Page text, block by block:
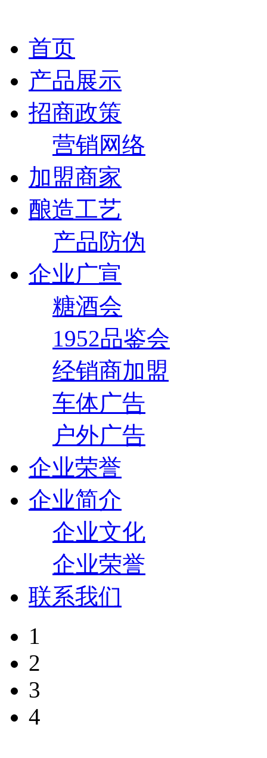
首页
产品展示
招商政策
营销网络
加盟商家
酿造工艺
产品防伪
企业广宣
糖酒会
1952品鉴会
经销商加盟
车体广告
户外广告
企业荣誉
企业简介
企业文化
企业荣誉
联系我们
1
2
3
4